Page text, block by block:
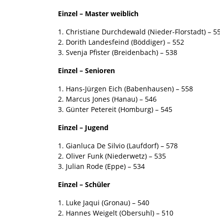
Einzel – Master weiblich
1. Christiane Durchdewald (Nieder-Florstadt) –
2. Dorith Landesfeind (Böddiger) – 552
3. Svenja Pfister (Breidenbach) – 538
Einzel – Senioren
1. Hans-Jürgen Eich (Babenhausen) – 558
2. Marcus Jones (Hanau) – 546
3. Günter Petereit (Homburg) – 545
Einzel – Jugend
1. Gianluca De Silvio (Laufdorf) – 578
2. Oliver Funk (Niederwetz) – 535
3. Julian Rode (Eppe) – 534
Einzel – Schüler
1. Luke Jaqui (Gronau) – 540
2. Hannes Weigelt (Obersuhl) – 510